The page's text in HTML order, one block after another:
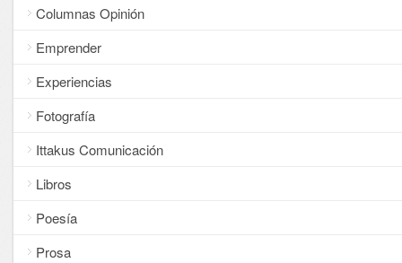
Columnas Opinión
Emprender
Experiencias
Fotografía
Ittakus Comunicación
Libros
Poesía
Prosa